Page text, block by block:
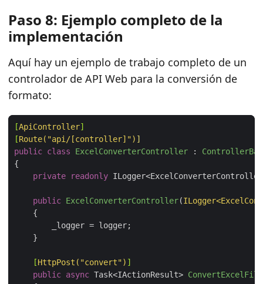
Paso 8: Ejemplo completo de la
implementación
Aquí hay un ejemplo de trabajo completo de un
controlador de API Web para la conversión de
formato:
[ApiController]
[Route( "api/[controller] ")
public class ExcelConverterController :
private
readonly
public ExcelConverterController(
    [
HttpPost( "convert") ]
public async Task<IActionResult> ConvertExcelFile